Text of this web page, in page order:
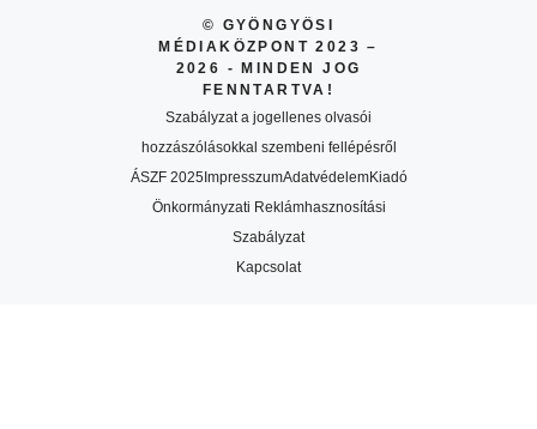
© GYÖNGYÖSI
MÉDIAKÖZPONT 2023 –
2026 - MINDEN JOG
FENNTARTVA!
Szabályzat a jogellenes olvasói
hozzászólásokkal szembeni fellépésről
ÁSZF 2025ImpresszumAdatvédelemKiadó
Önkormányzati Reklámhasznosítási
Szabályzat
Kapcsolat